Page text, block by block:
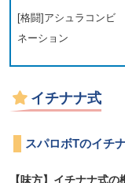
[格闘]アシュラコンビ
ネーション
イチナナ式
スパロボTのイチ
【味方】イチナナ式